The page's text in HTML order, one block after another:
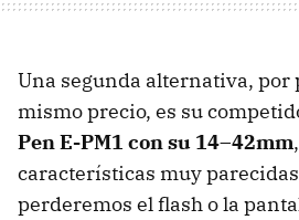
Una segunda alternativa, por
mismo precio, es su
Pen E-PM1 con su 14–42mm
características muy
perderemos el flash o la